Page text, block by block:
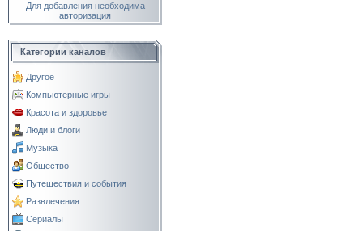
Для добавления необходима
авторизация
Категории каналов
Другое
Компьютерные игры
Красота и здоровье
Люди и блоги
Музыка
Общество
Путешествия и события
Развлечения
Сериалы